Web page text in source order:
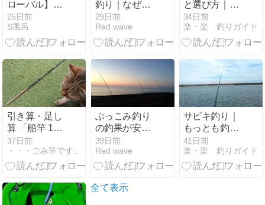
ローバル】噂
の大島小松川
公園へGO！
25日前
S風呂
釣り｜なぜす
っぽ抜ける？
原因と針掛か
りUP仕掛けを
29日前
Red wave
と選び方｜ナ
イロン・フロ
ロ・PEの違い
を初心者向け
く解説
34日前
楽・楽 釣りガイド
引き算・足し
算 「船竿 165
改」
37日前
ぶっこみ釣り
の釣果が安定
する考え方｜
集中と分散で
変わる！
39日前
Red wave
サビキ釣り｜
もっとも釣れ
る時間と、家
族にちょうど
いいおすすめ
41日前
楽・楽 釣りガイド
全て表示